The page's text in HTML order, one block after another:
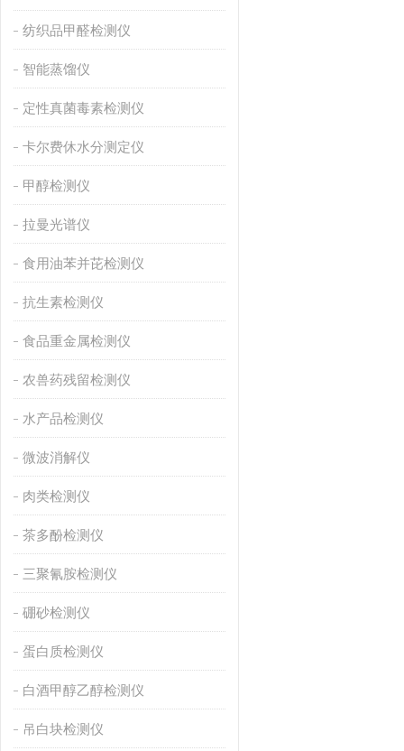
纺织品甲醛检测仪
智能蒸馏仪
定性真菌毒素检测仪
卡尔费休水分测定仪
甲醇检测仪
拉曼光谱仪
食用油苯并芘检测仪
抗生素检测仪
食品重金属检测仪
农兽药残留检测仪
水产品检测仪
微波消解仪
肉类检测仪
茶多酚检测仪
三聚氰胺检测仪
硼砂检测仪
蛋白质检测仪
白酒甲醇乙醇检测仪
吊白块检测仪